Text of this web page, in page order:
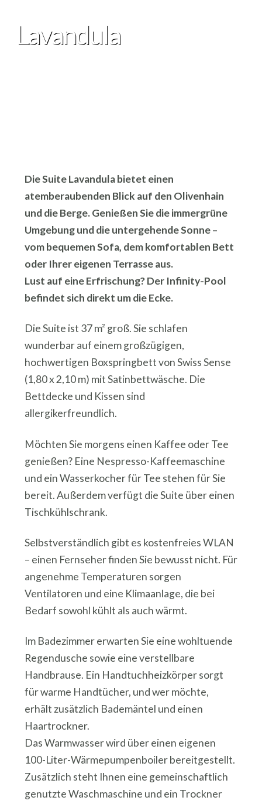
Lavandula
Die Suite Lavandula bietet einen
atemberaubenden Blick auf den Olivenhain
und die Berge. Genießen Sie die immergrüne
Umgebung und die untergehende Sonne –
vom bequemen Sofa, dem komfortablen Bett
oder Ihrer eigenen Terrasse aus.
Lust auf eine Erfrischung? Der Infinity-Pool
befindet sich direkt um die Ecke.
Die Suite ist 37 m² groß. Sie schlafen
wunderbar auf einem großzügigen,
hochwertigen Boxspringbett von Swiss Sense
(1,80 x 2,10 m) mit Satinbettwäsche. Die
Bettdecke und Kissen sind
allergikerfreundlich.
Möchten Sie morgens einen Kaffee oder Tee
genießen? Eine Nespresso-Kaffeemaschine
und ein Wasserkocher für Tee stehen für Sie
bereit. Außerdem verfügt die Suite über einen
Tischkühlschrank.
Selbstverständlich gibt es kostenfreies WLAN
– einen Fernseher finden Sie bewusst nicht. Für
angenehme Temperaturen sorgen
Ventilatoren und eine Klimaanlage, die bei
Bedarf sowohl kühlt als auch wärmt.
Im Badezimmer erwarten Sie eine wohltuende
Regendusche sowie eine verstellbare
Handbrause. Ein Handtuchheizkörper sorgt
für warme Handtücher, und wer möchte,
erhält zusätzlich Bademäntel und einen
Haartrockner.
Das Warmwasser wird über einen eigenen
100-Liter-Wärmepumpenboiler bereitgestellt.
Zusätzlich steht Ihnen eine gemeinschaftlich
genutzte Waschmaschine und ein Trockner